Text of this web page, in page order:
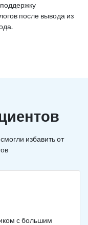
после вывода из
избавить от
с большим